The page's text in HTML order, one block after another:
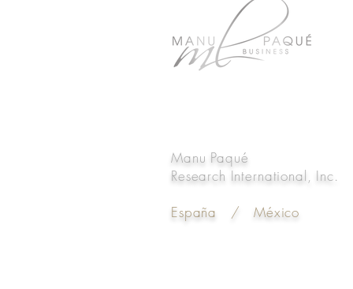
Manu Paqué
Research International, Inc.
España / México